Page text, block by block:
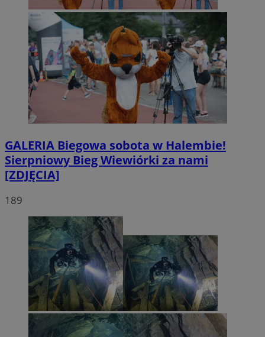
GALERIA Biegowa sobota w Halembie!
Sierpniowy Bieg Wiewiórki za nami
[ZDJĘCIA]
189